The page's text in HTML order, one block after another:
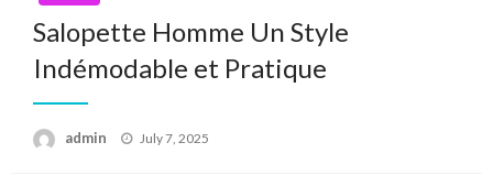
Salopette Homme Un Style
Indémodable et Pratique
admin
Posted
July 7, 2025